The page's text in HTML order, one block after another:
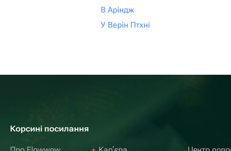
В Аріндж
У Верін Птхні
Корсині посилання